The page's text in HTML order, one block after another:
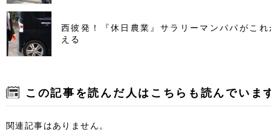
西彼発！『休日農業』サラリーマンパパがこ
える
この記事を読んだ人はこちらも読んでいま
関連記事はありません。